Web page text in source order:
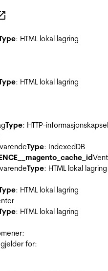
: HTML lokal lagring
: HTML lokal lagring
Type: HTTP-informasjonskapsel
Type: IndexedDB
Type: HTML lokal lagring
: HTML lokal lagring
: HTML lokal lagring
for: